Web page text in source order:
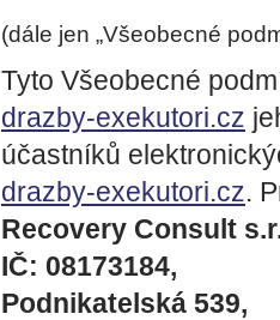
(dále jen „Všeobecné
Tyto Všeobecné
drazby-exekutori.cz
účastníků
drazby-exekutori.cz.
Recovery Consult
IČ: 08173184,
Podnikatelská 539,